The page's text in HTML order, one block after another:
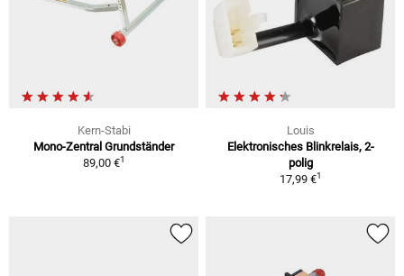
Kern-Stabi
Mono-Zentral Grundständer
89,00 €1
Louis
Elektronisches Blinkrelais, 2-
polig
17,99 €1